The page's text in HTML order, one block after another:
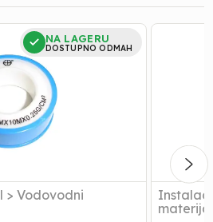
NA LAGERU
DOSTUPNO ODMAH
> Vodovodni
GUMICE